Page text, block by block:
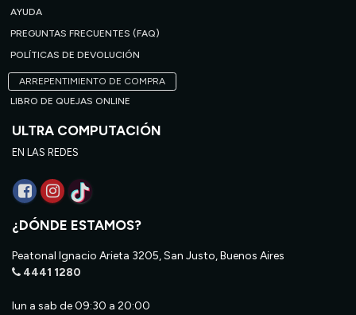
AYUDA
PREGUNTAS FRECUENTES (FAQ)
POLÍTICAS DE DEVOLUCIÓN
ARREPENTIMIENTO DE COMPRA
LIBRO DE QUEJAS ONLINE
ULTRA COMPUTACIÓN
EN LAS REDES
¿DÓNDE ESTAMOS?
Peatonal Ignacio Arieta 3205, San Justo, Buenos Aires
4441 1280
lun a sab de 09:30 a 20:00